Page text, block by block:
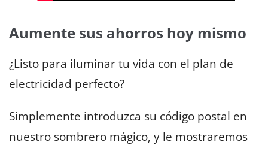
Aumente sus ahorros hoy mismo
¿Listo para iluminar tu vida con el plan de
electricidad perfecto?
Simplemente introduzca su código postal en
nuestro sombrero mágico, y le mostraremos